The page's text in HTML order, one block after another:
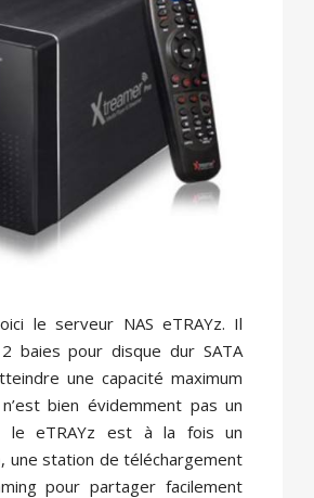
le serveur NAS eTRAYz. Il
baies pour disque dur SATA
une capacité maximum
bien évidemment pas un
le eTRAYz est à la fois un
une station de téléchargement
pour partager facilement